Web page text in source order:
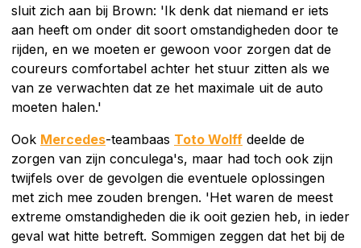
sluit zich aan bij Brown: 'Ik denk dat niemand er iets
aan heeft om onder dit soort omstandigheden door te
rijden, en we moeten er gewoon voor zorgen dat de
coureurs comfortabel achter het stuur zitten als we
van ze verwachten dat ze het maximale uit de auto
moeten halen.'
Ook Mercedes-teambaas Toto Wolff deelde de
zorgen van zijn conculega's, maar had toch ook zijn
twijfels over de gevolgen die eventuele oplossingen
met zich mee zouden brengen. 'Het waren de meest
extreme omstandigheden die ik ooit gezien heb, in ieder
geval wat hitte betreft. Sommigen zeggen dat het bij de